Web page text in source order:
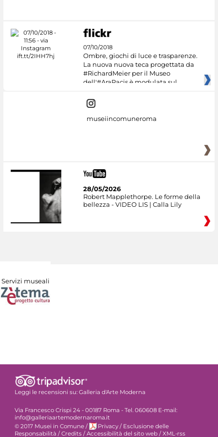
07/10/2018
Ombre, giochi di luce e trasparenze.
La nuova nuova teca progettata da
#RichardMeier per il Museo
dell'#AraPacis è modulata sul
museiincomuneroma
28/05/2026
Robert Mapplethorpe. Le forme della
bellezza - VIDEO LIS | Calla Lily
Servizi museali
Leggi le recensioni su: Galleria d'Arte Moderna
Via Francesco Crispi 24 - 00187 Roma - Tel. 060608 E-mail:
info@galleriaartemodernaroma.it
© 2017 Musei in Comune / Privacy / Esclusione delle
Responsabilità / Credits / Accessibilità del sito web / XML-rss